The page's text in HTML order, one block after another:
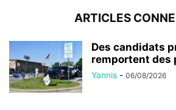
ARTICLES
Des candidats
remportent des
Yannis - 06/08/2026